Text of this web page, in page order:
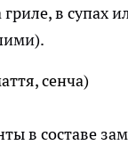
гриле, в супах
сенча)
в составе